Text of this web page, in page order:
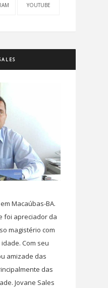
YOUTUBE
Macaúbas-BA.
foi apreciador da
magistério com
Com seu
amizade das
das
Jovane Sales